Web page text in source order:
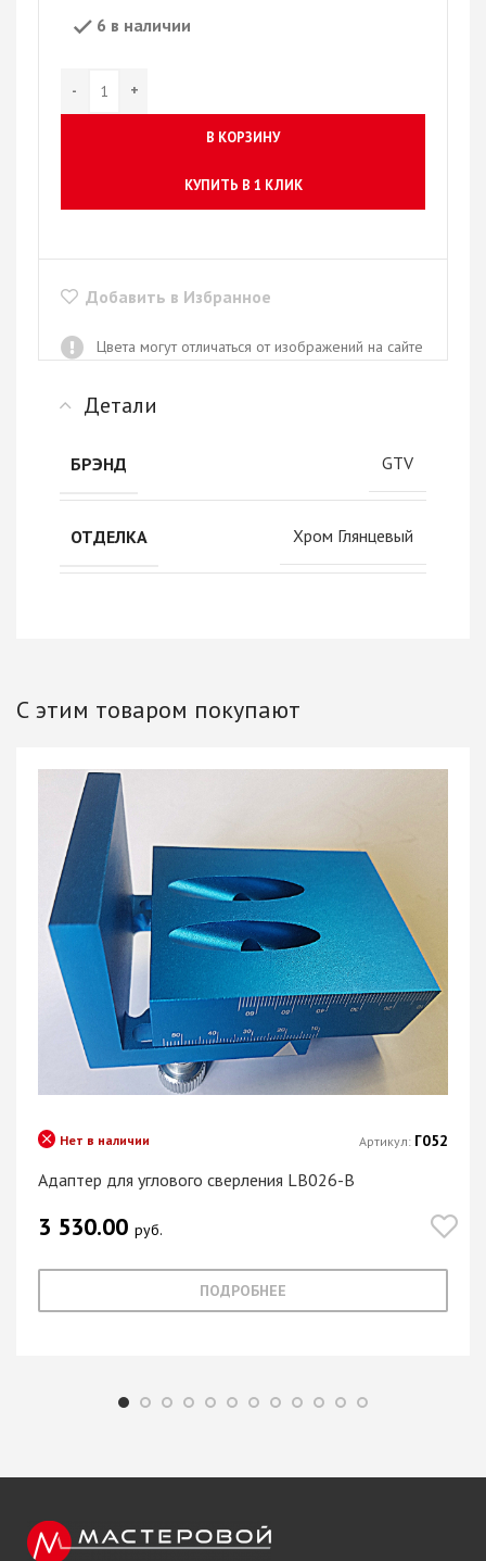
6 в наличии
В КОРЗИНУ
КУПИТЬ В 1 КЛИК
Добавить в Избранное
Цвета могут отличаться от изображений на сайте
Детали
БРЭНД GTV
ОТДЕЛКА Хром Глянцевый
С этим товаром покупают
Адаптер для углового сверления LB026-B
Нет в наличии
3 530.00 руб.
ПОДРОБНЕЕ
Артикул: Г052